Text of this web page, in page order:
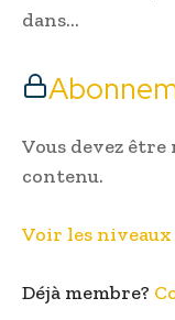
dans…
Vous devez être
contenu.
Voir les niveaux
Déjà membre?